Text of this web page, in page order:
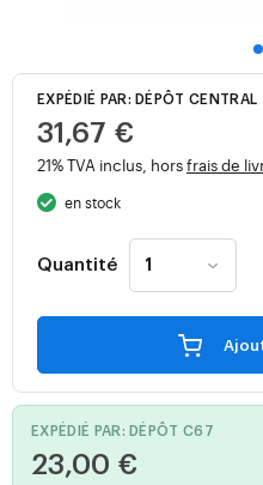
EXPÉDIÉ PAR: DÉPÔT CENTRAL
31,67 €
21% TVA inclus, horsfrais de
en stock
Quantité
EXPÉDIÉ PAR: DÉPÔT C67
23,00 €